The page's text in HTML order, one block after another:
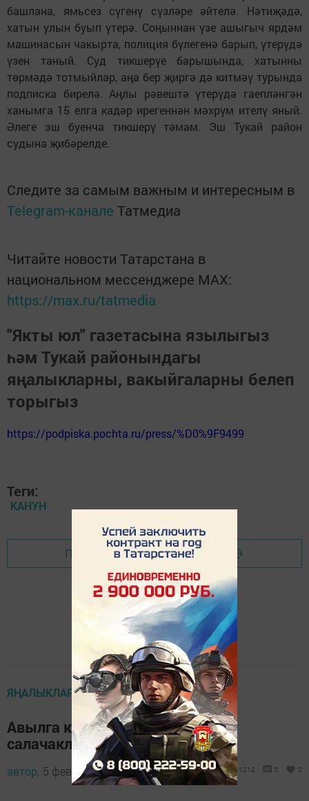
башлана, ямьсез сүгенү сүзләре әйтелә. Нәтиҗәдә,
хатын улын буып үтерә. Соңыннан үзе ашыгыч ярдәм
машинасын чакырта, полиция бүлегенә барып, үтерүдә
үзен таный. Суд тикшерүе барышында, хатынны
төрмәдә тотмыйлар, аңа бер җиргә дә китмәү турында
подписка бирелә. Аңлы рәвештә үтерүдә гаепләнгән
ханымга 15 елга кадәр ирегеннән мәхрүм ителү яный.
Әлеге эш буенча тикшерү тәмам. Эш Тукай район
судына җибәрелде.
Следите за самым важным и интересным в
Telegram-канале Татмедиа
Читайте новости Татарстана в
национальном мессенджере MАХ:
https://max.ru/tatmedia
"Якты юл" газетасына язылыгыз
һәм Тукай районындагы
яңалыкларны, вакыйгаларны белеп
торыгыз
https://podpiska.pochta.ru/press/%D0%9F9499
Теги:
КАНУН
Перейти на страницу новости
ЯҢАЛЫКЛАР
Авылга кайтучыларга йортлар
салачаклар
автор, 5 февраль 2014 - 09:05 1212 0 0